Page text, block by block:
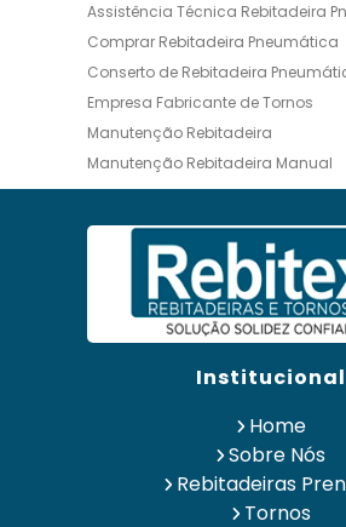
Assistência Técnica Rebitadeira
Comprar Rebitadeira Pneumática
Conserto de Rebitadeira
Empresa Fabricante de Tornos
Manutenção Rebitadeira
Manutenção Rebitadeira Manual
Manutenção Rebitadeira
Manutenção Torno
Maquina Rebitadeira Pneumática
Preço de Rebitadeira Pneumática
Preço de Torno para Retificar
Rebitadeira de Lona Pneumática
Rebitadeira Hidráulica
Rebitadeira Martelete Pneumática
Rebitadeira Mecânica
Rebitadeira Mecânica Comprar
Institucional
Home
Sobre Nós
Rebitadeiras
Tornos